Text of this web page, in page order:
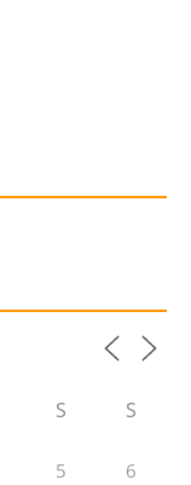
S S
5 6